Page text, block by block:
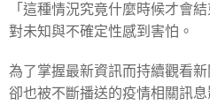
「這種情況究竟什麼時候才會結
對未知與不確定性感到害怕。
為了掌握最新資訊而持續觀看新
卻也被不斷播送的疫情相關訊息